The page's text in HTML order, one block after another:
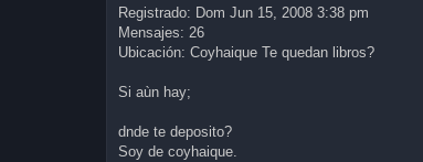
Registrado: Dom Jun 15, 2008 3:38 pm
Mensajes: 26
Ubicación: Coyhaique Te quedan libros?
Si aùn hay;
dnde te deposito?
Soy de coyhaique.